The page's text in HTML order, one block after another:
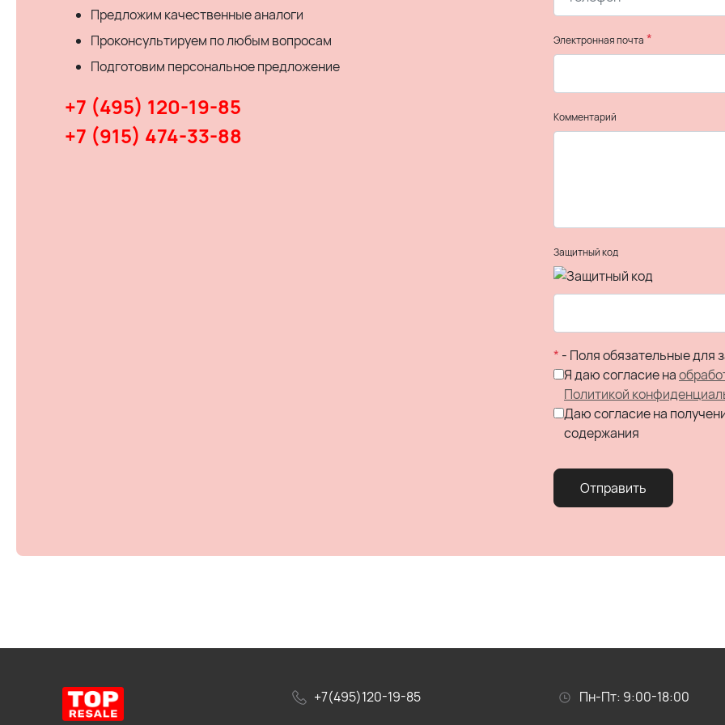
Предложим качественные аналоги
Проконсультируем по любым вопросам
Подготовим персональное предложение
+7 (495) 120-19-85
+7 (915) 474-33-88
Электронная почта *
Комментарий
Защитный код
* - Поля обязательные для
Я даю согласие на
Политикой
Даю согласие на
содержания
Отправить
+7(495)120-19-85 Пн-Пт: 9:00-18:00